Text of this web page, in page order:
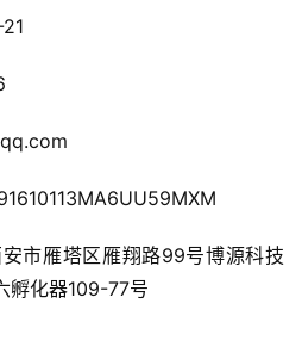
市雁塔区雁翔路99号博源科技
孵化器109-77号